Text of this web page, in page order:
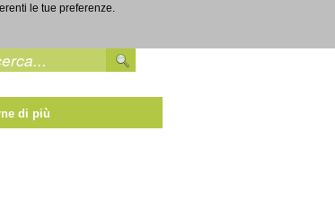
di più
le tue preferenze.